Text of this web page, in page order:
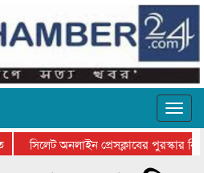
সিলেট অনলাইন প্রেসক্লাবের পুরস্কার
কানাইঘাটের কিশোর আহাদের খুনি